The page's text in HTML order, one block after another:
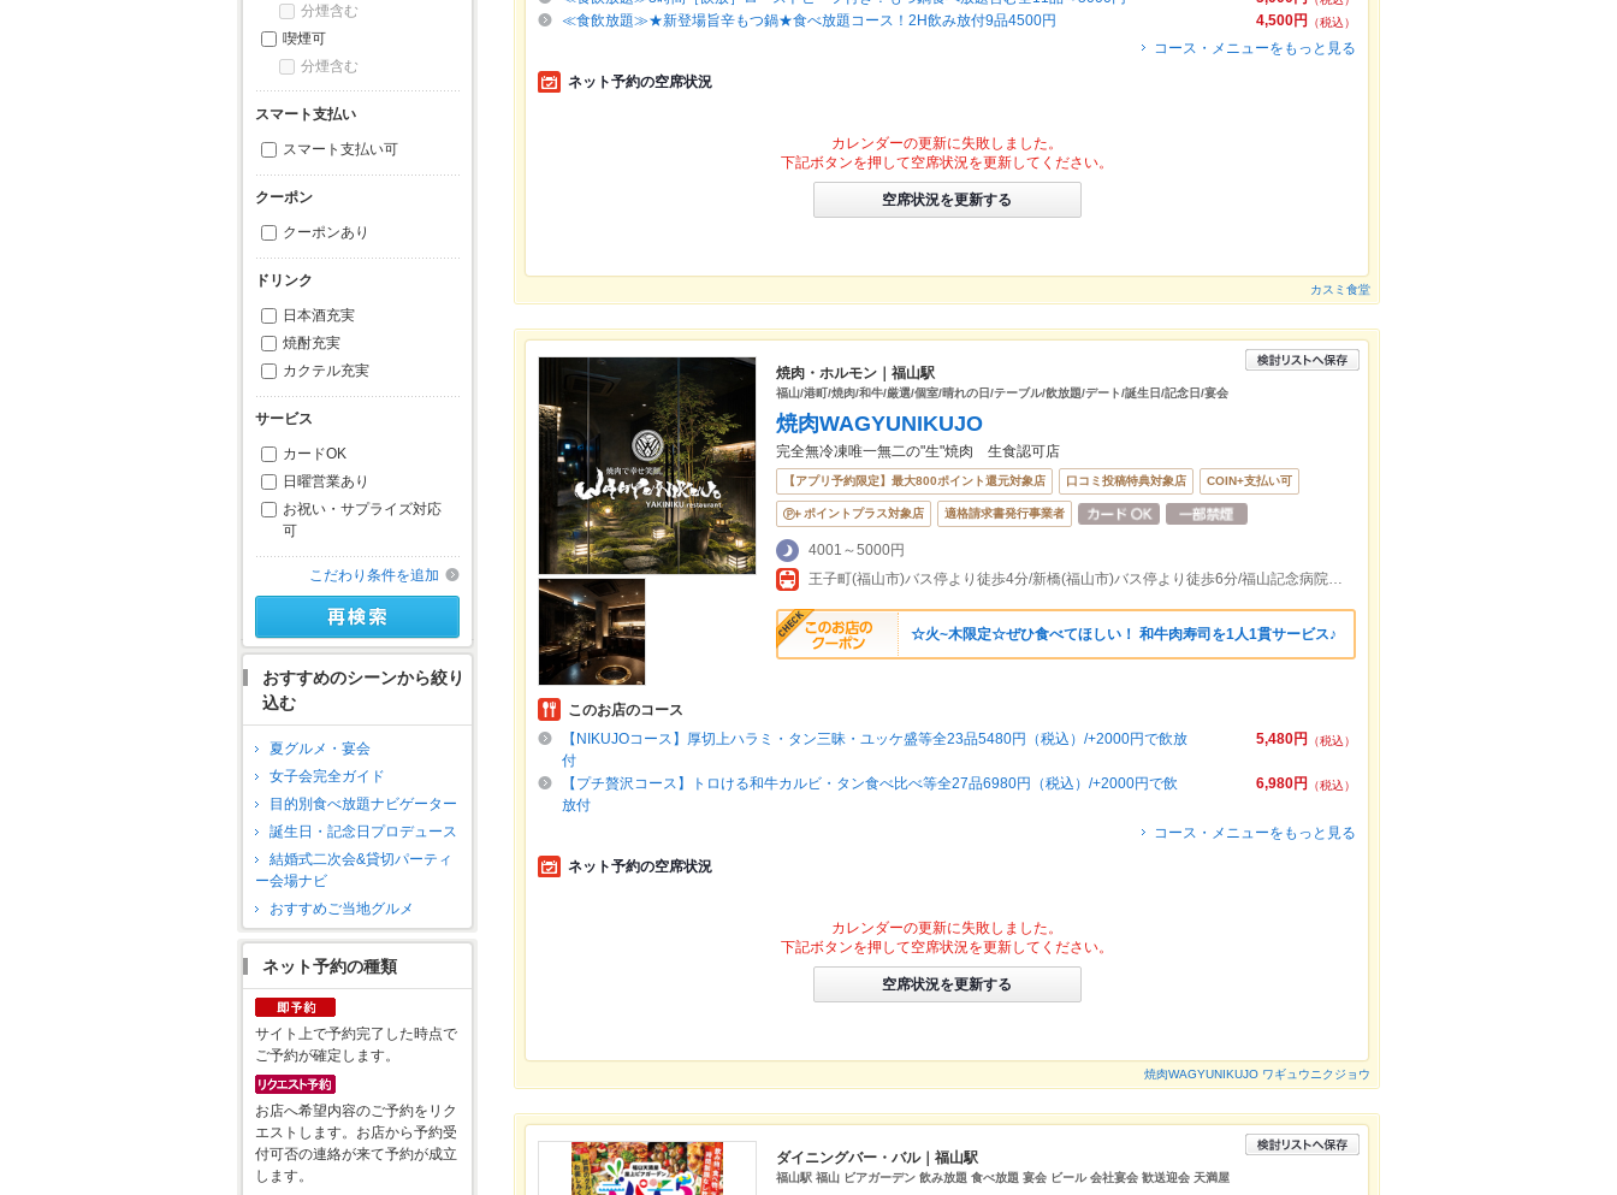
分煙含む
喫煙可
分煙含む
スマート支払い
スマート支払い可
クーポン
クーポンあり
ドリンク
日本酒充実
焼酎充実
カクテル充実
サービス
カードOK
日曜営業あり
お祝い・サプライズ対応
可
こだわり条件を追加
おすすめのシーンから絞り
込む
夏グルメ・宴会
女子会完全ガイド
目的別食べ放題ナビゲーター
誕生日・記念日プロデュース
結婚式二次会&貸切パーティ
ー会場ナビ
おすすめご当地グルメ
ネット予約の種類
サイト上で予約完了した時点で
ご予約が確定します。
お店へ希望内容のご予約をリク
エストします。お店から予約受
付可否の連絡が来て予約が成立
します。
4,500円
（税込）
≪食飲放題≫★新登場旨辛もつ鍋★食べ放題コース！2H飲み放付9品4500円
コース・メニューをもっと見る
ネット予約の空席状況
カレンダーの更新に失敗しました。
下記ボタンを押して空席状況を更新してください。
空席状況を更新する
カスミ食堂
焼肉・ホルモン｜福山駅
福山/港町/焼肉/和牛/厳選/個室/晴れの日/テーブル/飲放題/デート/誕生日/記念日/宴会
焼肉WAGYUNIKUJO
完全無冷凍唯一無二の"生"焼肉 生食認可店
【アプリ予約限定】最大800ポイント還元対象店 口コミ投稿特典対象店 COIN+支払い可
ポイントプラス対象店 適格請求書発行事業者
4001～5000円
王子町(福山市)バス停より徒歩4分/新橋(福山市)バス停より徒歩6分/福山記念病院前(福山市)バス停より徒歩6分
☆火~木限定☆ぜひ食べてほしい！ 和牛肉寿司を1人1貫サービス♪
このお店のコース
5,480円
（税込）
【NIKUJOコース】厚切上ハラミ・タン三昧・ユッケ盛等全23品5480円（税込）/+2000円で飲放
付
6,980円
（税込）
【プチ贅沢コース】トロける和牛カルビ・タン食べ比べ等全27品6980円（税込）/+2000円で飲
放付
コース・メニューをもっと見る
ネット予約の空席状況
カレンダーの更新に失敗しました。
下記ボタンを押して空席状況を更新してください。
空席状況を更新する
焼肉WAGYUNIKUJO ワギュウニクジョウ
ダイニングバー・バル｜福山駅
福山駅 福山 ビアガーデン 飲み放題 食べ放題 宴会 ビール 会社宴会 歓送迎会 天満屋